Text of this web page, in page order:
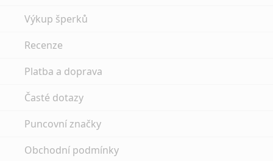
Výkup šperků
Recenze
Platba a doprava
Časté dotazy
Puncovní značky
Obchodní podmínky